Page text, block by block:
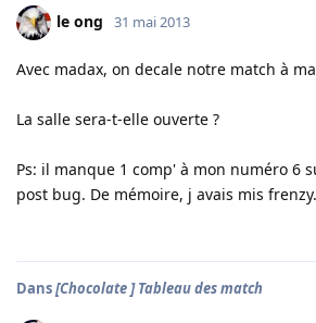
le ong 31 mai 2013
Avec madax, on decale notre match à
La salle sera-t-elle ouverte ?
Ps: il manque 1 comp' à mon numéro 6
post bug. De mémoire, j avais mis frenzy.
Dans[Chocolate ] Tableau des match